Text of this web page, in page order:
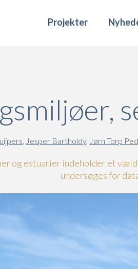
Projekter
, Jesper Bartholdy, Jørn Torp
og estuarier indeholder et
undersøges for